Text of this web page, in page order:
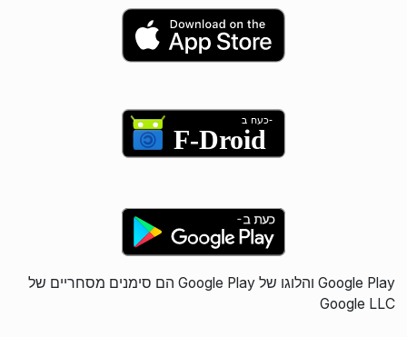
Google Play והלוגו של Google Play הם סימנים מסחריים של
Google LLC‎